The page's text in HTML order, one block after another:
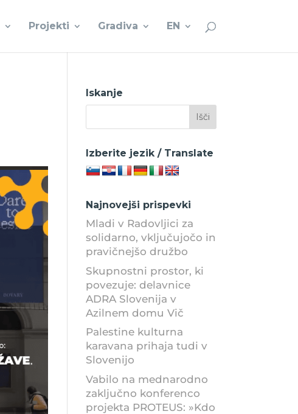
Projekti Gradiva EN
Iskanje
Izberite jezik / Translate
Najnovejši prispevki
Mladi v Radovljici za
solidarno, vključujočo in
pravičnejšo družbo
Skupnostni prostor, ki
povezuje: delavnice
ADRA Slovenija v
Azilnem domu Vič
Palestine kulturna
karavana prihaja tudi v
Slovenijo
Vabilo na mednarodno
zaključno konferenco
projekta PROTEUS: »Kdo